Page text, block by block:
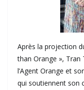
Après la projection
than Orange »,
l’Agent Orange et
qui soutiennent son